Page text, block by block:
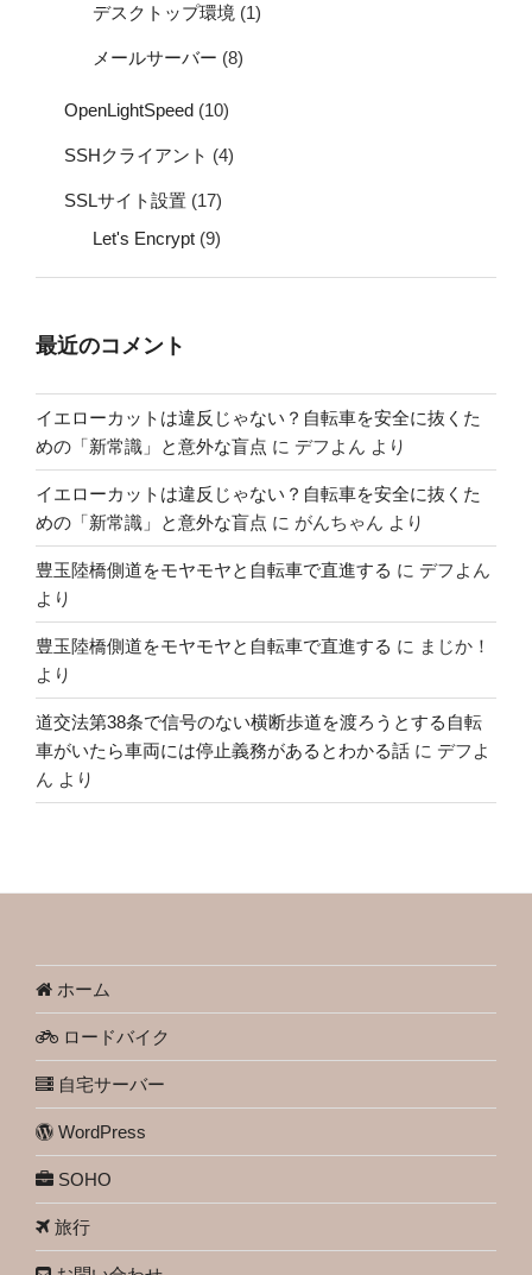
デスクトップ環境 (1)
メールサーバー (8)
OpenLightSpeed (10)
SSHクライアント (4)
SSLサイト設置 (17)
Let's Encrypt (9)
最近のコメント
イエローカットは違反じゃない？自転車を安全に抜くた
めの「新常識」と意外な盲点 に デフよん より
イエローカットは違反じゃない？自転車を安全に抜くた
めの「新常識」と意外な盲点 に がんちゃん より
豊玉陸橋側道をモヤモヤと自転車で直進する に デフよん
より
豊玉陸橋側道をモヤモヤと自転車で直進する に まじか！
より
道交法第38条で信号のない横断歩道を渡ろうとする自転
車がいたら車両には停止義務があるとわかる話 に デフよ
ん より
ホーム
ロードバイク
自宅サーバー
WordPress
SOHO
旅行